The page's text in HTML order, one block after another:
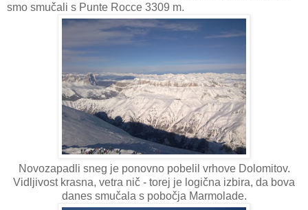
smo smučali s Punte Rocce 3309 m.
Novozapadli sneg je ponovno pobelil vrhove Dolomitov.
Vidljivost krasna, vetra nič - torej je logična izbira, da bova
danes smučala s pobočja Marmolade.